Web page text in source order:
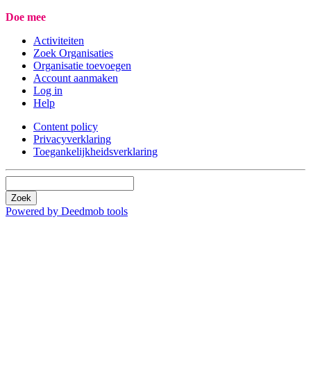
Doe mee
Activiteiten
Zoek Organisaties
Organisatie toevoegen
Account aanmaken
Log in
Help
Content policy
Privacyverklaring
Toegankelijkheidsverklaring
Zoek
Powered by Deedmob tools